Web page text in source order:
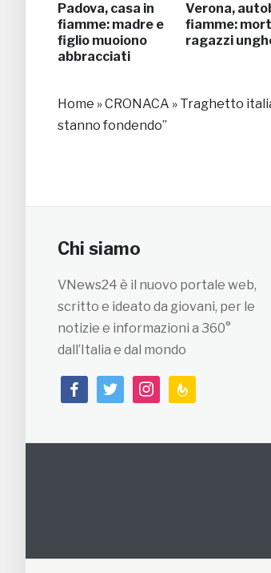
Padova, casa in
fiamme: madre e
figlio muoiono
abbracciati
Verona,
fiamme:
ragazzi
Home »CRONACA » Traghetto
stanno fondendo”
Chi siamo
VNews24 è il nuovo portale web,
scritto e ideato da giovani, per le
notizie e informazioni a 360°
dall’Italia e dal mondo
facebooktwitterinstagramfeedburner